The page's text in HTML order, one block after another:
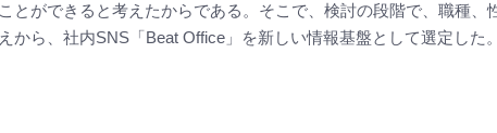
ができると考えたからである。そこで、検討の段階で、職種、
ら、社内SNS「Beat Office」を新しい情報基盤として選定した。